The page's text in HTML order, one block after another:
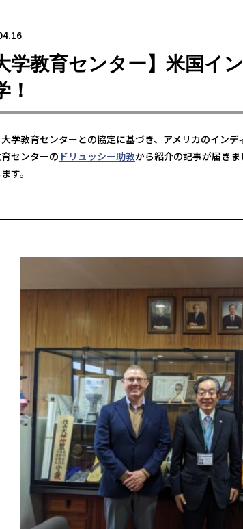
学教育センター】米国イ
！
学教育センターとの協定に基づき、アメリカのイン
センターの ドリュッシー助教から紹介の記事が届き
す。